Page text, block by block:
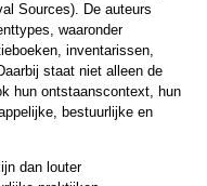
Sources). De auteurs
waaronder
inventarissen,
staat niet alleen de
hun ontstaanscontext, hun
bestuurlijke en
dan louter